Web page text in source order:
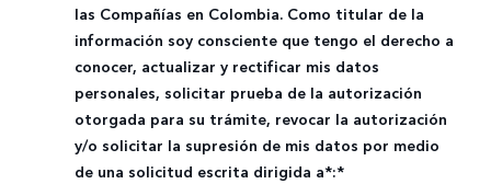
las Compañías en Colombia. Como titular de la
información soy consciente que tengo el derecho a
conocer, actualizar y rectificar mis datos
personales, solicitar prueba de la autorización
otorgada para su trámite, revocar la autorización
y/o solicitar la supresión de mis datos por medio
de una solicitud escrita dirigida a*:*